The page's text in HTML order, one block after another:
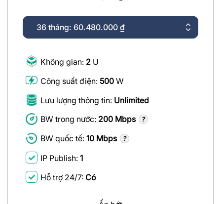
Không gian: 2 U
Công suất điện: 500 W
Lưu lượng thông tin: Unlimited
BW trong nước: 200 Mbps
BW quốc tế: 10 Mbps
IP Publish: 1
Hỗ trợ 24/7: Có